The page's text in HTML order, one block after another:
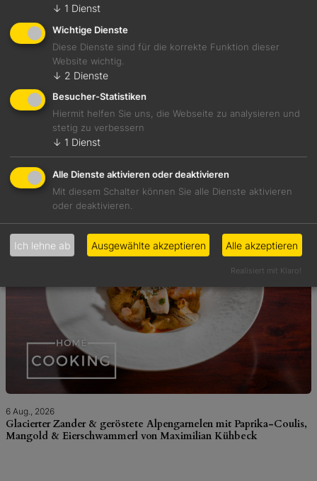
7 Aug., 2026
Genuss Weekly 32/2026: Die Highlights der Woche
6 Aug., 2026
Glacierter Zander & geröstete Alpengarnelen mit Paprika-Coulis,
Mangold & Eierschwammerl von Maximilian Kühbeck
↓ 1 Dienst
Wichtige Dienste
Diese Dienste sind für die korrekte Funktion dieser
Website wichtig.
↓ 2 Dienste
Besucher-Statistiken
Hiermit helfen Sie uns, die Webseite zu analysieren und
stetig zu verbessern
↓ 1 Dienst
Alle Dienste aktivieren oder deaktivieren
Mit diesem Schalter können Sie alle Dienste aktivieren
oder deaktivieren.
Ich lehne ab Ausgewählte akzeptieren Alle akzeptieren
Realisiert mit Klaro!